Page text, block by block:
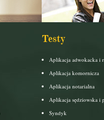
Testy
Aplikacja adwokacka i
Aplikacja komornicza
Aplikacja notarialna
Aplikacja sędziowska i
Syndyk